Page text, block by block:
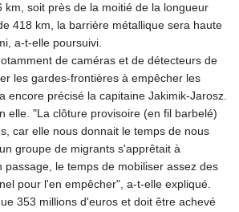
km, soit près de la moitié de la longueur
418 km, la barrière métallique sera haute
a-t-elle poursuivi.
de caméras et de détecteurs de
les gardes-frontières à empêcher les
encore précisé la capitaine Jakimik-Jarosz.
elle. "La clôture provisoire (en fil barbelé)
car elle nous donnait le temps de nous
groupe de migrants s'apprêtait à
passage, le temps de mobiliser assez des
pour l'en empêcher", a-t-elle expliqué.
353 millions d'euros et doit être achevé